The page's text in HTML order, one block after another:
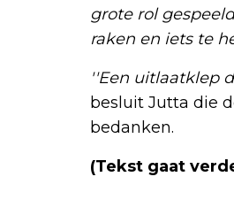
grote rol
raken en iets te
''Een uitlaatklep
besluit Jutta die
bedanken.
(Tekst gaat